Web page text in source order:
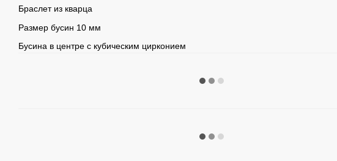
Браслет из кварца
Размер бусин 10 мм
Бусина в центре с кубическим цирконием